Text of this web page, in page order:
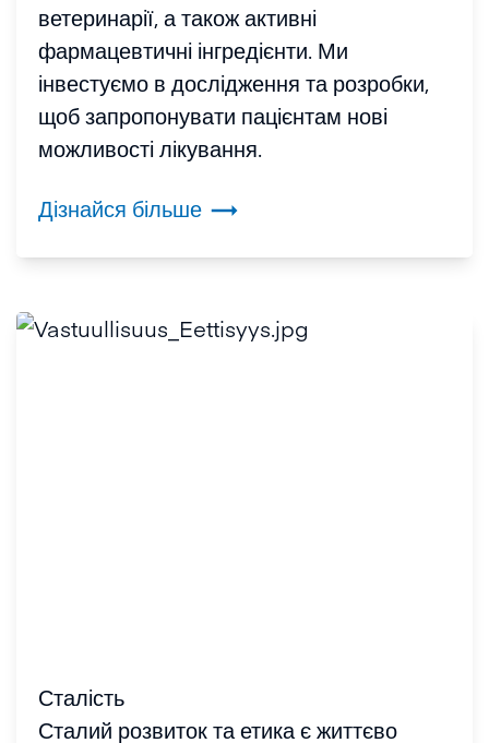
ветеринарії, а також активні
фармацевтичні інгредієнти. Ми
інвестуємо в дослідження та розробки,
щоб запропонувати пацієнтам нові
можливості лікування.
Дізнайся більше 
Сталість
Сталий розвиток та етика є життєво